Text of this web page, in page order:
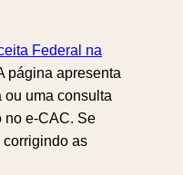
Federal na
página apresenta
uma consulta
no e-CAC. Se
as